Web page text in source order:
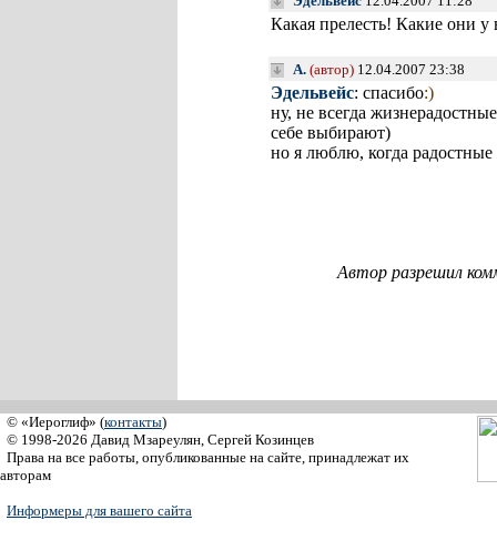
Какая прелесть! Какие они у
A. (автор) 12.04.2007 23:38
Эдельвейс: спасибо:)
ну, не всегда
себе выбирают)
но я люблю, когда радостные
Автор разрешил
© «Иероглиф» (контакты)
© 1998-2026 Давид Мзареулян, Сергей Козинцев
Права на все работы, опубликованные на сайте, принадлежат их
авторам
Информеры для вашего сайта